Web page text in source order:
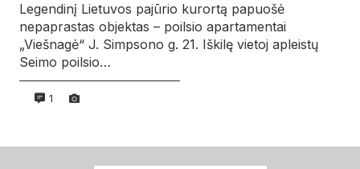
Legendinį Lietuvos pajūrio kurortą papuošė
nepaprastas objektas – poilsio apartamentai
„Viešnagė“ J. Simpsono g. 21. Iškilę vietoj apleistų
Seimo poilsio…
1